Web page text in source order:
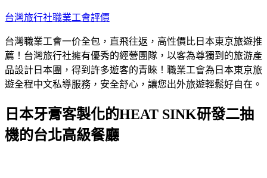
跳
主
要
內
容
台灣旅行社職業工會評價
台灣職業工會一价全包，直飛往返，高性價比日本東京旅遊推
薦！台灣旅行社擁有優秀的經營團隊，以客為尊獨到的旅游產
品設計日本團，得到許多遊客的青睞！職業工會為日本東京旅
遊全程中文私導服務，安全舒心，讓您出外旅遊輕鬆好自在。
日本牙膏客製化的HEAT SINK研發二抽
機的台北高級餐廳